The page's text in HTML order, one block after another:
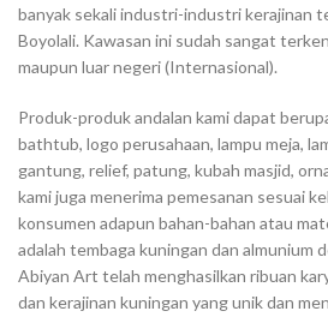
banyak sekali industri-industri kerajinan
Boyolali. Kawasan ini sudah sangat
maupun luar negeri (Internasional).
Produk-produk andalan kami dapat
bathtub, logo perusahaan, lampu meja,
gantung, relief, patung, kubah masjid,
kami juga menerima pemesanan sesuai
konsumen adapun bahan-bahan atau
adalah tembaga kuningan dan almunium
Abiyan Art telah menghasilkan ribuan
dan kerajinan kuningan yang unik dan